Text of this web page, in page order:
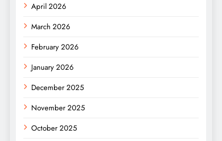
April 2026
March 2026
February 2026
January 2026
December 2025
November 2025
October 2025